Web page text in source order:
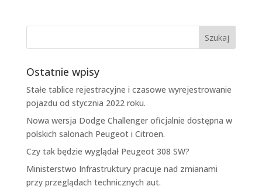
Ostatnie wpisy
Stałe tablice rejestracyjne i czasowe wyrejestrowanie
pojazdu od stycznia 2022 roku.
Nowa wersja Dodge Challenger oficjalnie dostępna w
polskich salonach Peugeot i Citroen.
Czy tak będzie wyglądał Peugeot 308 SW?
Ministerstwo Infrastruktury pracuje nad zmianami
przy przeglądach technicznych aut.